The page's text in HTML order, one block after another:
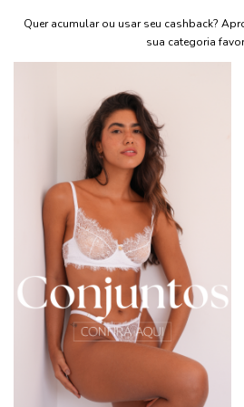
Quer acumular ou usar seu cashback?
sua categoria